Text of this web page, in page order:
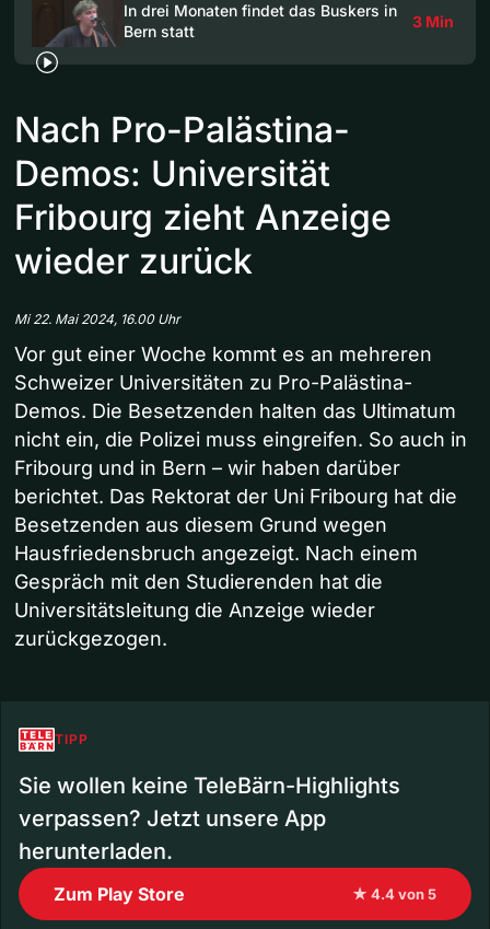
In drei Monaten findet das Buskers in
Bern statt
3 Min
Nach Pro-Palästina-
Demos: Universität
Fribourg zieht Anzeige
wieder zurück
Mi 22. Mai 2024, 16.00 Uhr
Vor gut einer Woche kommt es an mehreren
Schweizer Universitäten zu Pro-Palästina-
Demos. Die Besetzenden halten das Ultimatum
nicht ein, die Polizei muss eingreifen. So auch in
Fribourg und in Bern – wir haben darüber
berichtet. Das Rektorat der Uni Fribourg hat die
Besetzenden aus diesem Grund wegen
Hausfriedensbruch angezeigt. Nach einem
Gespräch mit den Studierenden hat die
Universitätsleitung die Anzeige wieder
zurückgezogen.
TIPP
Sie wollen keine TeleBärn-Highlights
verpassen? Jetzt unsere App
herunterladen.
Zum Play Store ★ 4.4 von 5